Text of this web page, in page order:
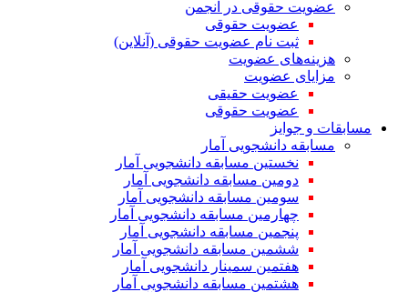
عضویت حقوقی در انجمن
عضویت حقوقی
ثبت نام عضویت حقوقی (آنلاین)
هزینه‌های عضویت
مزایای عضویت
عضویت حقیقی
عضویت حقوقی
مسابقات و جوایز
مسابقه دانشجویی آمار
نخستین مسابقه دانشجویی آمار
دومین مسابقه دانشجویی آمار
سومین مسابقه دانشجویی آمار
چهارمین مسابقه دانشجویی آمار
پنجمین مسابقه دانشجویی آمار
ششمین مسابقه دانشجویی آمار
هفتمین سمینار دانشجویی آمار
هشتمین مسابقه دانشجویی آمار